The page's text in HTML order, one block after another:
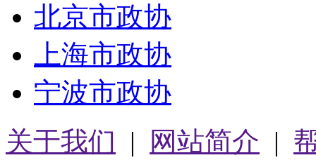
北京市政协
上海市政协
宁波市政协
关于我们 | 网站简介 |